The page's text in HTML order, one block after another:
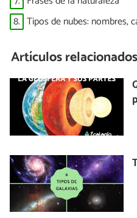
8. Tipos de nubes: nombres,
Artículos relacionados